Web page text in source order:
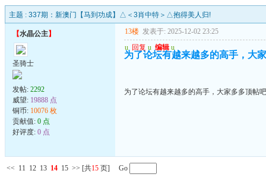
主题 : 337期：新澳门【马到功成】△＜3肖中特＞△抱得美人归!
【水晶公主】
圣骑士
发帖: 2292
威望: 19888 点
铜币: 10076 枚
贡献值: 0 点
好评度: 0 点
13楼 发表于: 2025-12-02 23:25
u 回复 u 编辑 u
为了论坛有越来越多的高手，大
为了论坛有越来越多的高手，大家多多顶帖
<< 11 12 13 14 15 >> [共15 页] Go